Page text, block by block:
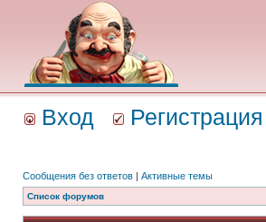
Вход Регистрация
Сообщения без ответов | Активные темы
Список форумов